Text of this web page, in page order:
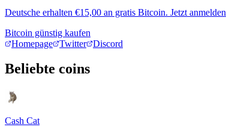
Deutsche erhalten €15,00 an gratis Bitcoin. Jetzt anmelden
Bitcoin günstig kaufen
Homepage
Twitter Discord
Beliebte coins
Cash Cat